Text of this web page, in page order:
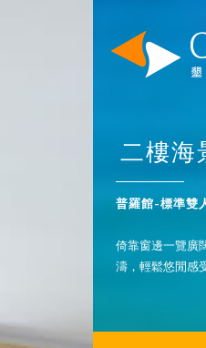
二樓海
普羅館-標準雙
倚靠窗邊一覽廣
濤，輕鬆悠閒感